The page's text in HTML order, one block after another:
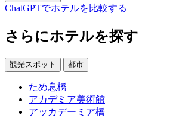
ChatGPTでホテルを比較する
さらにホテルを探す
観光スポット 都市
ため息橋
アカデミア美術館
アッカデーミア橋